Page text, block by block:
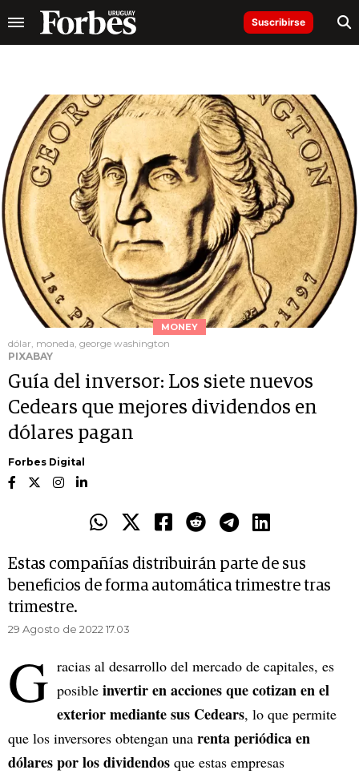
Suscribirse
MONEY
dólar, moneda, george washington
PIXABAY
Guía del inversor: Los siete nuevos
Cedears que mejores dividendos en
dólares pagan
Forbes Digital
Estas compañías distribuirán parte de sus
beneficios de forma automática trimestre tras
trimestre.
29 Agosto de 2022 17.03
G racias al desarrollo del mercado de capitales, es
posible invertir en acciones que cotizan en el
exterior mediante sus Cedears, lo que permite
que los inversores obtengan una renta periódica en
dólares por los dividendos que estas empresas